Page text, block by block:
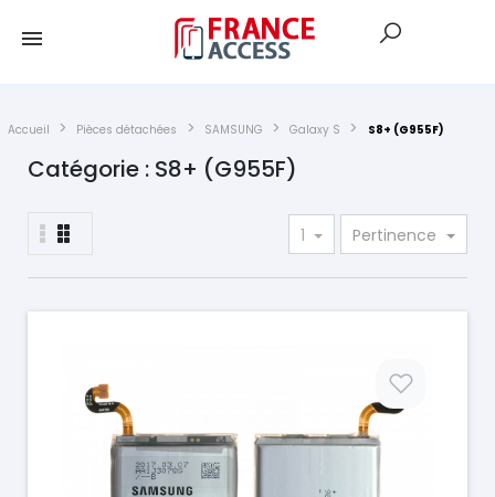
Accueil Pièces détachées SAMSUNG Galaxy S S8+ (G955F)
Catégorie : S8+ (G955F)
1 Pertinence